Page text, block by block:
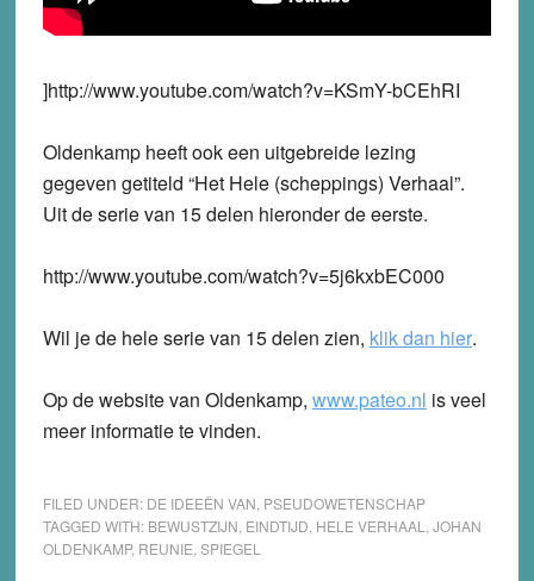
]http://www.youtube.com/watch?v=KSmY-bCEhRI
Oldenkamp heeft ook een uitgebreide lezing
gegeven getiteld “Het Hele (scheppings) Verhaal”.
Uit de serie van 15 delen hieronder de eerste.
http://www.youtube.com/watch?v=5j6kxbEC000
Wil je de hele serie van 15 delen zien, klik dan hier.
Op de website van Oldenkamp, www.pateo.nl is veel
meer informatie te vinden.
FILED UNDER: DE IDEEËN VAN PSEUDOWETENSCHAP
TAGGED WITH: BEWUSTZIJN EINDTIJD HELE VERHAAL
JOHAN
OLDENKAMP, REUNIE SPIEGEL